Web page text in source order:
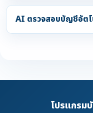
AI ตรวจสอบบัญชีอัต
โปรแกร